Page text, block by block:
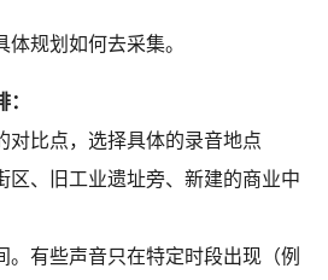
规划如何去采集。
对比点，选择具体的录音地点
区、旧工业遗址旁、新建的商业中
。有些声音只在特定时段出现（例